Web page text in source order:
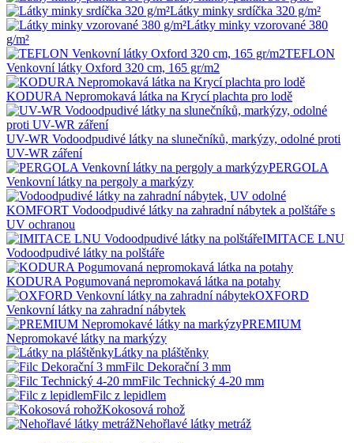
Látky minky srdíčka 320 g/m²
Látky minky vzorované 380
g/m²
TEFLON
Venkovní látky Oxford 320 cm, 165 gr/m2
KODURA Nepromokavá látka na Krycí plachta pro lodě
UV-WR Vodoodpudivé látky na slunečníků, markýzy, odolné proti
UV-WR záření
PERGOLA
Venkovní látky na pergoly a markýzy
KOMFORT Vodoodpudivé látky na zahradní nábytek a polštáře s
UV ochranou
IMITACE LNU
Vodoodpudivé látky na polštáře
KODURA Pogumovaná nepromokavá látka na potahy
OXFORD
Venkovní látky na zahradní nábytek
PREMIUM
Nepromokavé látky na markýzy
Látky na pláštěnky
Filc Dekorační 3 mm
Filc Technický 4-20 mm
Filc z lepidlem
Kokosová rohož
Nehořlavé látky metráž